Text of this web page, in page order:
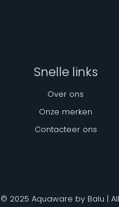
Snelle links
Over ons
Onze merken
Contacteer ons
© 2025 Aquaware by Balu |